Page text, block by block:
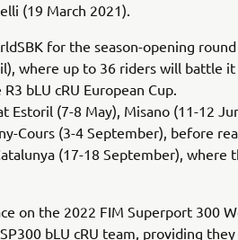
(19 March 2021).
for the season-opening
where up to 36 riders will battle
bLU cRU European Cup.
(7-8 May), Misano (11-12
Cours (3-4 September), before
(17-18 September), where
on the 2022 FIM Superport 300
bLU cRU team, providing